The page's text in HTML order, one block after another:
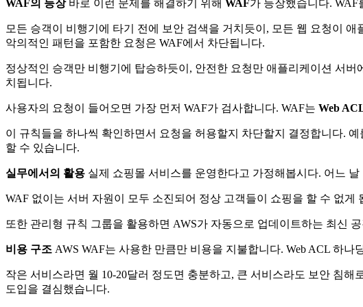
WAF의 등장바로 이런 문제를 해결하기 위해 WAF가 등장했습니다.
모든 승객이 비행기에 타기 전에 보안 검색을 거치듯이, 모든 웹 요청이
악의적인 패턴을 포함한 요청은 WAF에서 차단됩니다.
정상적인 승객만 비행기에 탑승하듯이, 안전한 요청만 애플리케이션 서버
치됩니다.
사용자의 요청이 들어오면 가장 먼저 WAF가 검사합니다. WAF는 Web
이 규칙들을 하나씩 확인하면서 요청을 허용할지 차단할지 결정합니다.
할 수 있습니다.
실무에서의 활용 실제 쇼핑몰 서비스를 운영한다고 가정해봅시다. 어느
WAF 없이는 서버 자원이 모두 소진되어 정상 고객들이 쇼핑을 할 수 없
또한 관리형 규칙 그룹을 활용하면 AWS가 자동으로 업데이트하는 최신
비용 구조 AWS WAF는 사용한 만큼만 비용을 지불합니다. Web ACL 하
작은 서비스라면 월 10-20달러 정도면 충분하고, 큰 서비스라도 보안 침해
도입을 결심했습니다.